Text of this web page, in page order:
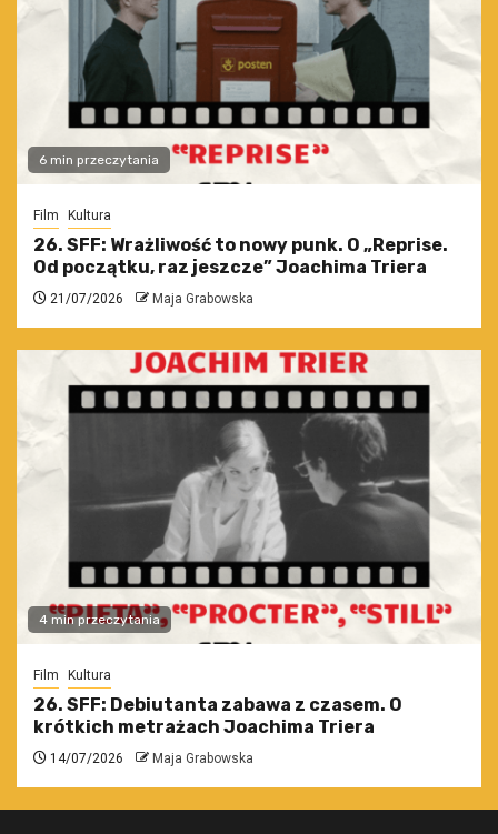
6 min przeczytania
Film Kultura
26. SFF: Wrażliwość to nowy punk. O „Reprise.
Od początku, raz jeszcze” Joachima Triera
21/07/2026 Maja Grabowska
4 min przeczytania
Film Kultura
26. SFF: Debiutanta zabawa z czasem. O
krótkich metrażach Joachima Triera
14/07/2026 Maja Grabowska